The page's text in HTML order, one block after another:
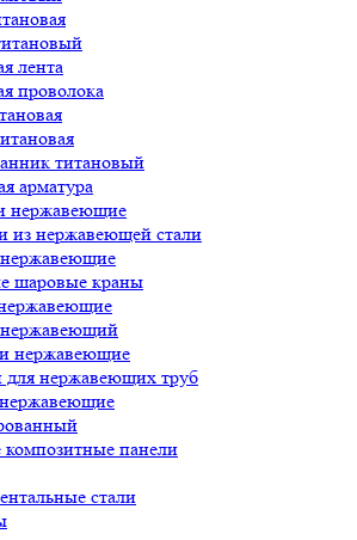
лента
проволока
титановый
арматура
нержавеющие
из нержавеющей стали
шаровые краны
нержавеющие
нержавеющих труб
панели
стали